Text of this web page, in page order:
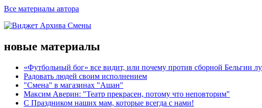
Все материалы автора
новые материалы
«Футбольный бог» все видит, или почему против сборной Бельгии
Радовать людей своим исполнением
"Смена" в магазинах "Ашан"
Максим Аверин: "Театр прекрасен, потому что неповторим"
С Праздником наших мам, которые всегда с нами!